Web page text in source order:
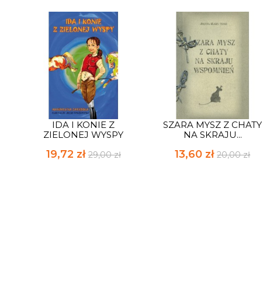
IDA I KONIE Z
ZIELONEJ WYSPY
19,72 zł 29,00 zł
SZARA MYSZ Z CHATY
NA SKRAJU...
13,60 zł20,00 zł